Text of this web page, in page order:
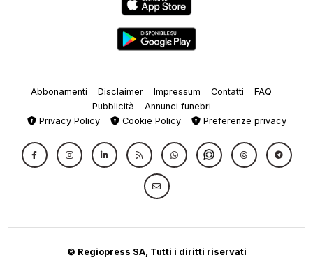
Abbonamenti Disclaimer Impressum Contatti
FAQ
Pubblicità
Annunci funebri
Privacy Policy
Cookie Policy Preferenze privacy
© Regiopress SA, Tutti i diritti riservati